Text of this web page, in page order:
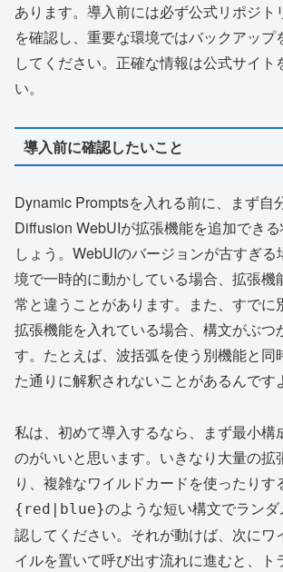
あります。導入前には必ず公式リポジト
を確認し、重要な環境ではバックアップ
してください。正確な情報は公式サイト
い。
導入前に確認したいこと
Dynamic Promptsを入れる前に、まず自
Diffusion WebUIが拡張機能を追加でき
しょう。WebUIのバージョンが古すぎ
境で一時的に動かしている場合、拡張機
常と違うことがあります。また、すでに
拡張機能を入れている場合、構文がぶつ
す。たとえば、波括弧を使う別機能と同
た通りに解釈されないことがあるんです
私は、初めて導入するなら、まず最小構
のがいいと思います。いきなり大量の拡
り、複雑なワイルドカードを使ったりす
{red|blue}のような短い構文でラン
認してください。それが動けば、次にワ
イルを置いて呼び出す流れに進むと、ト